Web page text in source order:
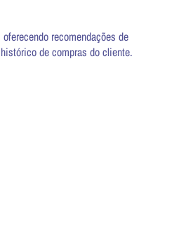
recomendações de
de compras do cliente.